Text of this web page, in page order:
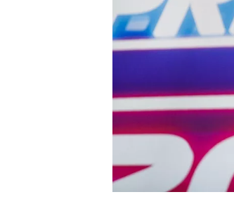
NASCAR CUP